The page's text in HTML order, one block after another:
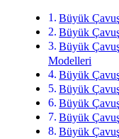
Büyük
Büyük
Büyük
Modelleri
Büyük
Büyük
Büyük
Büyük
Büyük